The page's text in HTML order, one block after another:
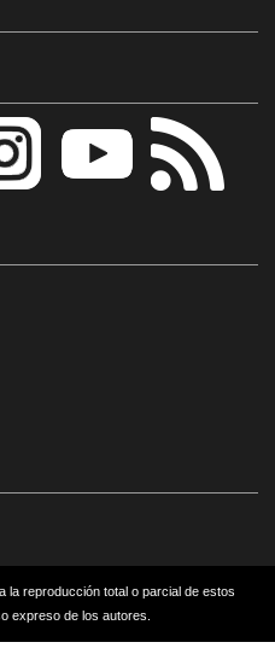
la reproducción total o parcial de estos
expreso de los autores.